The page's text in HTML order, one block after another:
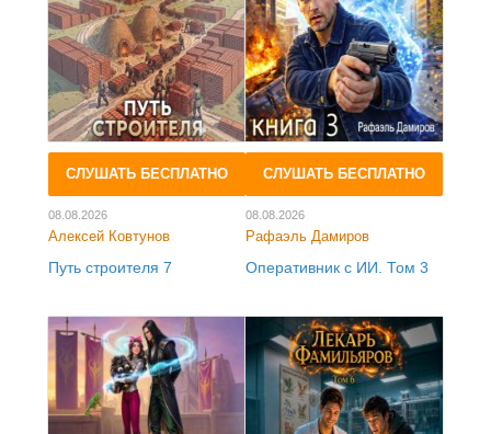
СЛУШАТЬ БЕСПЛАТНО
08.08.2026
Алексей Ковтунов
Путь строителя 7
СЛУШАТЬ БЕСПЛАТНО
08.08.2026
Рафаэль Дамиров
Оперативник с ИИ. Том 3